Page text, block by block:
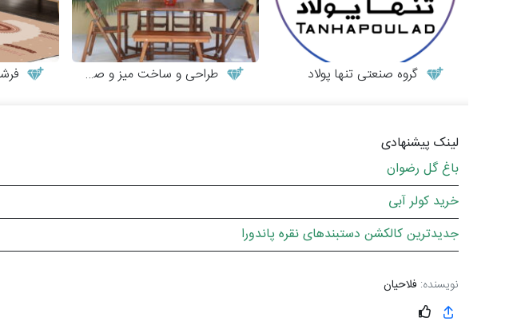
گروه صنعتی تنها پولاد طراحی و ساخت میز و صندلی چوبی
لینک پیشنهادی
باغ گل رضوان
خرید کولر آبی
جدیدترین کالکشن دستبندهای نقره پاندورا
نویسنده: فلاحیان